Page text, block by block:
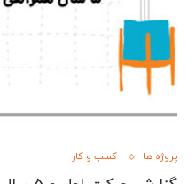
پروژه ها کسب و کار